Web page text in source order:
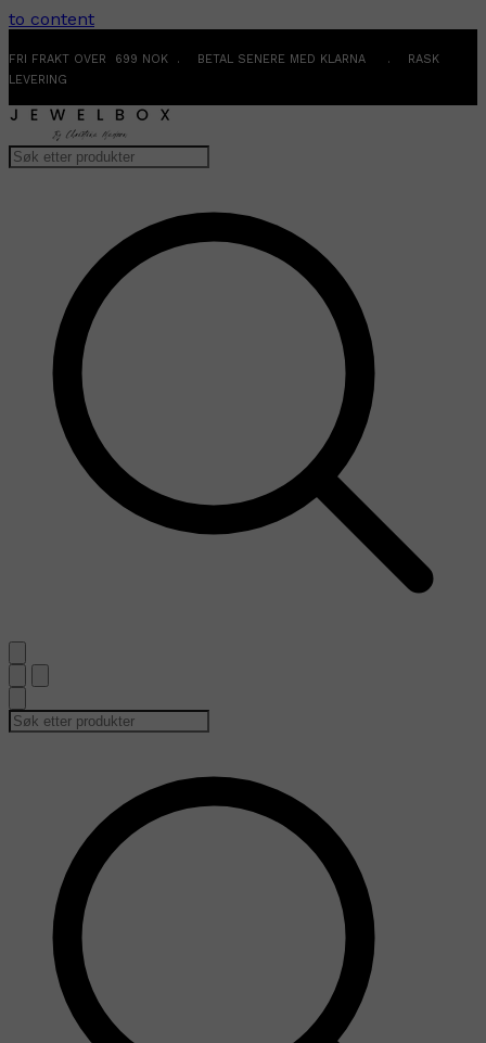
to content
FRI FRAKT OVER 699 NOK . BETAL SENERE MED KLARNA . RASK
LEVERING